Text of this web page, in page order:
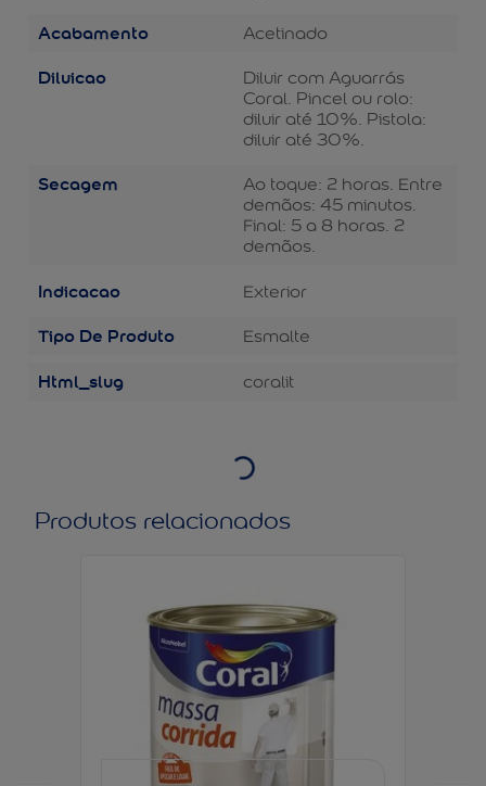
Acabamento Acetinado
Diluicao
Diluir com Aguarrás
Coral. Pincel ou rolo:
diluir até 10%. Pistola:
diluir até 30%.
Secagem
Ao toque: 2 horas. Entre
demãos: 45 minutos.
Final: 5 a 8 horas. 2
demãos.
Indicacao Exterior
Tipo De Produto Esmalte
Html_slug coralit
Produtos relacionados